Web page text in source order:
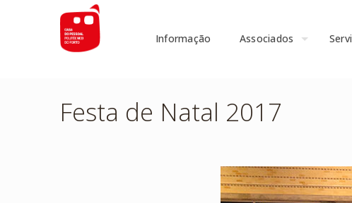
Informação Associados
Festa de Natal 2017